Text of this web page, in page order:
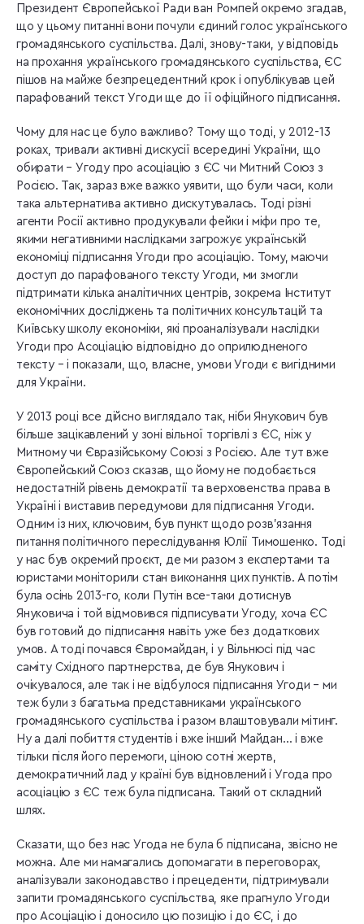
Президент Європейської Ради ван Ромпей окремо згадав,
що у цьому питанні вони почули єдиний голос українського
громадянського суспільства. Далі, знову-таки, у відповідь
на прохання українського громадянського суспільства, ЄС
пішов на майже безпрецедентний крок і опублікував цей
парафований текст Угоди ще до її офіційного підписання.
Чому для нас це було важливо? Тому що тоді, у 2012-13
роках, тривали активні дискусії всередині України, що
обирати – Угоду про асоціацію з ЄС чи Митний Союз з
Росією. Так, зараз вже важко уявити, що були часи, коли
така альтернатива активно дискутувалась. Тоді різні
агенти Росії активно продукували фейки і міфи про те,
якими негативними наслідками загрожує українській
економіці підписання Угоди про асоціацію. Тому, маючи
доступ до парафованого тексту Угоди, ми змогли
підтримати кілька аналітичних центрів, зокрема Інститут
економічних досліджень та політичних консультацій та
Київську школу економіки, які проаналізували наслідки
Угоди про Асоціацію відповідно до оприлюдненого
тексту – і показали, що, власне, умови Угоди є вигідними
для України.
У 2013 році все дійсно виглядало так, ніби Янукович був
більше зацікавлений у зоні вільної торгівлі з ЄС, ніж у
Митному чи Євразійському Союзі з Росією. Але тут вже
Європейський Союз сказав, що йому не подобається
недостатній рівень демократії та верховенства права в
Україні і виставив передумови для підписання Угоди.
Одним із них, ключовим, був пункт щодо розв’язання
питання політичного переслідування Юлії Тимошенко. Тоді
у нас був окремий проєкт, де ми разом з експертами та
юристами моніторили стан виконання цих пунктів. А потім
була осінь 2013-го, коли Путін все-таки дотиснув
Януковича і той відмовився підписувати Угоду, хоча ЄС
був готовий до підписання навіть уже без додаткових
умов. А тоді почався Євромайдан, і у Вільнюсі під час
саміту Східного партнерства, де був Янукович і
очікувалося, але так і не відбулося підписання Угоди – ми
теж були з багатьма представниками українського
громадянського суспільства і разом влаштовували мітинг.
Ну а далі побиття студентів і вже інший Майдан… і вже
тільки після його перемоги, ціною сотні жертв,
демократичний лад у країні був відновлений і Угода про
асоціацію з ЄС теж була підписана. Такий от складний
шлях.
Сказати, що без нас Угода не була б підписана, звісно не
можна. Але ми намагались допомагати в переговорах,
аналізували законодавство і прецеденти, підтримували
запити громадянського суспільства, яке прагнуло Угоди
про Асоціацію і доносило цю позицію і до ЄС, і до